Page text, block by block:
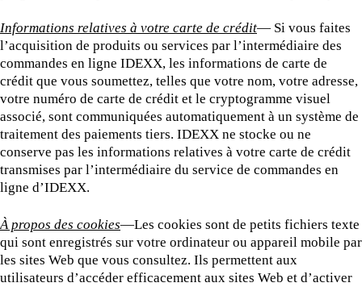
Informations relatives à votre carte de crédit— Si vous faites
l’acquisition de produits ou services par l’intermédiaire des
commandes en ligne IDEXX, les informations de carte de
crédit que vous soumettez, telles que votre nom, votre adresse,
votre numéro de carte de crédit et le cryptogramme visuel
associé, sont communiquées automatiquement à un système de
traitement des paiements tiers. IDEXX ne stocke ou ne
conserve pas les informations relatives à votre carte de crédit
transmises par l’intermédiaire du service de commandes en
ligne d’IDEXX.
À propos des cookies—Les cookies sont de petits fichiers texte
qui sont enregistrés sur votre ordinateur ou appareil mobile par
les sites Web que vous consultez. Ils permettent aux
utilisateurs d’accéder efficacement aux sites Web et d’activer